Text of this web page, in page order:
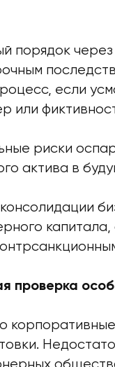
порядок
если
или
риски
актива в
проверка